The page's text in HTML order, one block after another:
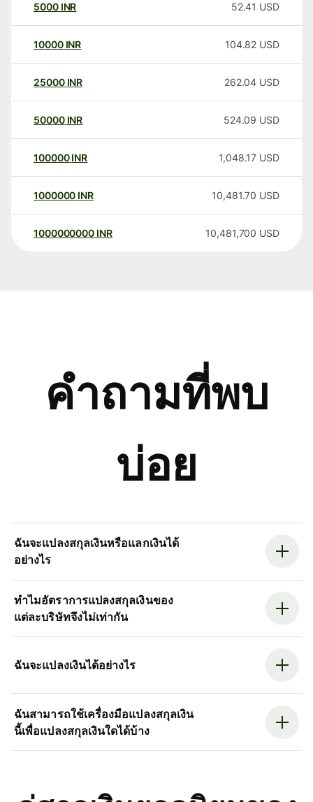
5000 INR 52.41 USD
10000 INR 104.82 USD
25000 INR 262.04 USD
50000 INR 524.09 USD
100000 INR 1,048.17 USD
1000000 INR 10,481.70 USD
1000000000 INR 10,481,700 USD
คำถามที่พบ
บ่อย
ฉันจะแปลงสกุลเงินหรือแลกเงินได้
อย่างไร
ทำไมอัตราการแปลงสกุลเงินของ
แต่ละบริษัทจึงไม่เท่ากัน
ฉันจะแปลงเงินได้อย่างไร
ฉันสามารถใช้เครื่องมือแปลงสกุลเงิน
นี้เพื่อแปลงสกุลเงินใดได้บ้าง